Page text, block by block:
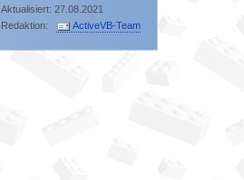
Aktualisiert: 27.08.2021
Redaktion:
ActiveVB-Team